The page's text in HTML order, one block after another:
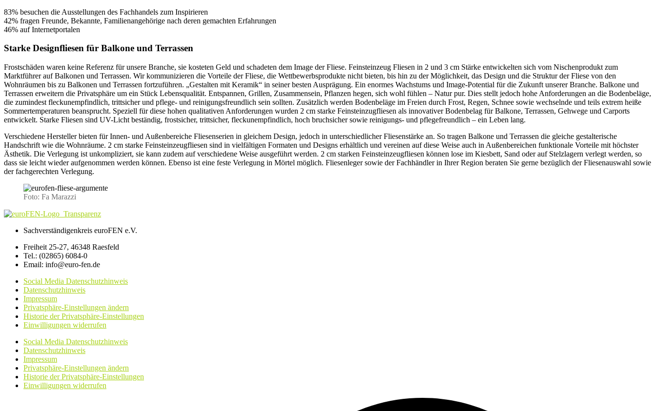
83% besuchen die Ausstellungen des Fachhandels zum Inspirieren
42% fragen Freunde, Bekannte, Familienangehörige nach deren gemachten Erfahrungen
46% auf Internetportalen
Starke Designfliesen für Balkone und Terrassen
Frostschäden waren keine Referenz für unsere Branche, sie kosteten Geld und schadeten dem Image der Fliese. Feinsteinzeug Fliesen in 2 und 3 cm Stärke entwickelten sich vom Nischenprodukt zum
Marktführer auf Balkonen und Terrassen. Wir kommunizieren die Vorteile der Fliese, die Wettbewerbsprodukte nicht bieten, bis hin zu der Möglichkeit, das Design und die Struktur der Fliese von den
Wohnräumen bis zu Balkonen und Terrassen fortzuführen. „Gestalten mit Keramik“ in seiner besten Ausprägung. Ein enormes Wachstums und Image-Potential für die Zukunft unserer Branche. Balkone und
Terrassen erweitern die Privatsphäre um ein Stück Lebensqualität. Entspannen, Grillen, Zusammensein, Pflanzen hegen, sich wohl fühlen – Natur pur. Dies stellt jedoch hohe Anforderungen an die Bodenbeläge,
die zumindest fleckunempfindlich, trittsicher und pflege- und reinigungsfreundlich sein sollten. Zusätzlich werden Bodenbeläge im Freien durch Frost, Regen, Schnee sowie wechselnde und teils extrem heiße
Sommertemperaturen beansprucht. Speziell für diese hohen qualitativen Anforderungen wurden 2 cm starke Feinsteinzugfliesen als innovativer Bodenbelag für Balkone, Terrassen, Gehwege und Carports
entwickelt. Starke Fliesen sind UV-Licht beständig, frostsicher, trittsicher, fleckunempfindlich, hoch bruchsicher sowie reinigungs- und pflegefreundlich – ein Leben lang.
Verschiedene Hersteller bieten für Innen- und Außenbereiche Fliesenserien in gleichem Design, jedoch in unterschiedlicher Fliesenstärke an. So tragen Balkone und Terrassen die gleiche gestalterische
Handschrift wie die Wohnräume. 2 cm starke Feinsteinzeugfliesen sind in vielfältigen Formaten und Designs erhältlich und vereinen auf diese Weise auch in Außenbereichen funktionale Vorteile mit höchster
Ästhetik. Die Verlegung ist unkompliziert, sie kann zudem auf verschiedene Weise ausgeführt werden. 2 cm starken Feinsteinzeugfliesen können lose im Kiesbett, Sand oder auf Stelzlagern verlegt werden, so
dass sie leicht wieder aufgenommen werden können. Ebenso ist eine feste Verlegung in Mörtel möglich. Fliesenleger sowie der Fachhändler in Ihrer Region beraten Sie gerne bezüglich der Fliesenauswahl sowie
der fachgerechten Verlegung.
Foto: Fa Marazzi
Sachverständigenkreis euroFEN e.V.
Freiheit 25-27, 46348 Raesfeld
Tel.: (02865) 6084-0
Email: info@euro-fen.de
Social Media Datenschutzhinweis
Datenschutzhinweis
Impressum
Privatsphäre-Einstellungen ändern
Historie der Privatsphäre-Einstellungen
Einwilligungen widerrufen
Social Media Datenschutzhinweis
Datenschutzhinweis
Impressum
Privatsphäre-Einstellungen ändern
Historie der Privatsphäre-Einstellungen
Einwilligungen widerrufen